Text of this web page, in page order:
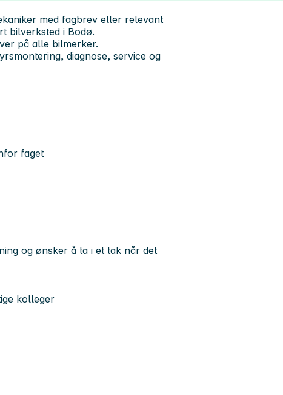
med fagbrev eller relevant
bilverksted i Bodø.
på alle bilmerker.
diagnose, service og
faget
og ønsker å ta i et tak når det
kolleger